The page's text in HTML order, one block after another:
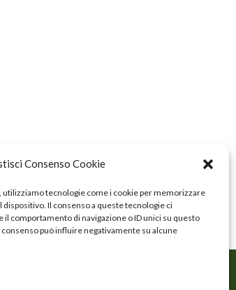
Consenso Cookie
tecnologie come i cookie per memorizzare
Il consenso a queste tecnologie ci
comportamento di navigazione o ID unici su questo
può influire negativamente su alcune